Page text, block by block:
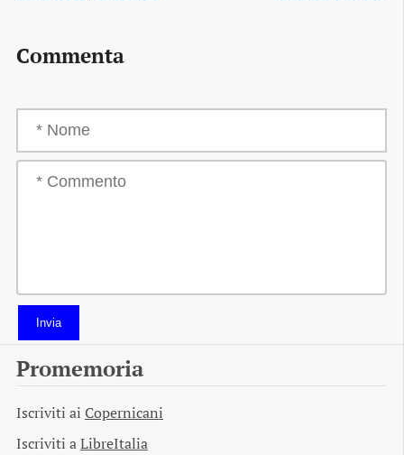
Commenta
Invia
Promemoria
Iscriviti ai Copernicani
Iscriviti aLibreItalia